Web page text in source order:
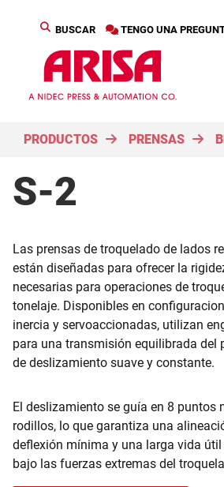
TENGO UNA
BUSCAR
PRODUCTOS PRENSAS
S-2
Las prensas de troquelado de lados
están diseñadas para ofrecer la
necesarias para operaciones de
tonelaje. Disponibles en
inercia y servoaccionadas, utilizan
para una transmisión equilibrada del
de deslizamiento suave y constante.
El deslizamiento se guía en 8 puntos
rodillos, lo que garantiza una
deflexión mínima y una larga vida
bajo las fuerzas extremas del